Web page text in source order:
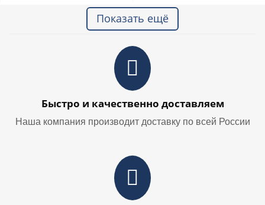
Показать ещё
Быстро и качественно доставляем
Наша компания производит доставку по всей России